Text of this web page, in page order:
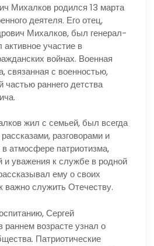
Михалков родился 13 марта
деятеля. Его отец,
Михалков, был генерал-
участие в
войнах. Военная
связанная с военностью,
раннего детства
жил с семьей, был всегда
разговорами и
атмосфере патриотизма,
и уважения к службе в родной
ему о своих
важно служить Отечеству.
Сергей
возрасте узнал о
Патриотические